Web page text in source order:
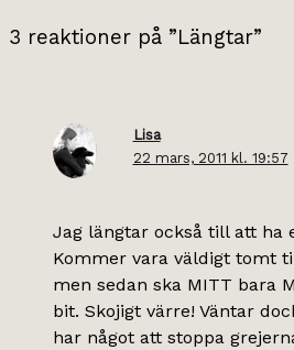
3 reaktioner på ”Längtar”
Lisa
22 mars, 2011 kl. 19:57
Jag längtar också till att ha
Kommer vara väldigt tomt
men sedan ska MITT bara
bit. Skojigt värre! Väntar
har något att stoppa